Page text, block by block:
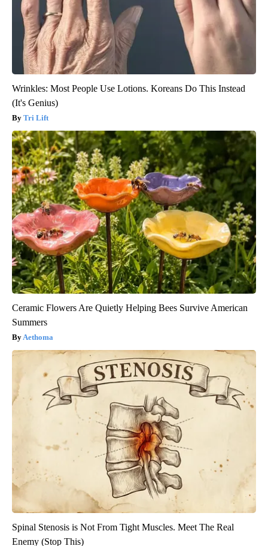
Wrinkles: Most People Use Lotions. Koreans Do This Instead
(It's Genius)
Tri Lift
Ceramic Flowers Are Quietly Helping Bees Survive American
Summers
Aethoma
Spinal Stenosis is Not From Tight Muscles. Meet The Real
Enemy (Stop This)